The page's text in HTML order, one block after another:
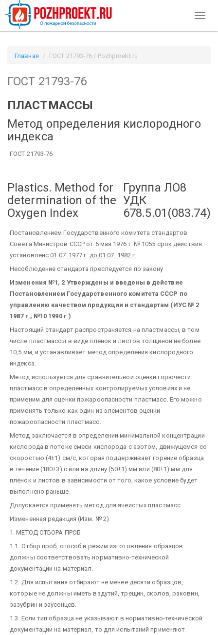
Главная ГОСТ 21793-76 / Pozhproekt.ru
ГОСТ 21793-76
ПЛАСТМАССЫ
Метод определения кислородного
индекса
ГОСТ 21793-76
Plastics. Method for
determination of the
Oxygen Index
Группа ЛО8
УДК
678.5.01(083.74)
Постановлением Государственного комитета стандартов
Совета Министров СССР от 5 мая 1976 г. № 1055 срок действия
установленс 01.07. 1977 г. до 01.07. 1982 г.
Несоблюдение стандарта преследуется по закону
Изменения №1, 2 Утверждены и введены в действие
Постановлением Государственного комитета СССР по
управлению качеством продукции и стандартам (ИУС № 2
1987 г., №10 1990 г.)
Настоящий стандарт распространяется на пластмассы, в том
числе пластмассы в виде пленок и листов толщиной не более
10,5 мм, и устанавливает метод определения кислородного
индекса.
Метод используется для сравнительной оценки горючести
пластмасс в определенных контролируемых условиях и не
применим для оценки пожароопасности пластмасс. Его можно
применять только как один из элементов оценки
пожароопасности пластмасс.
Метод заключается в определении минимальной концентрации
кислорода в потоке смеси кислорода с азотом, движущемся со
скоростью (4±1) см/с, которая поддерживает горение образца
в течение (180±3) с или на длину (50±1) мм или (80±1) мм для
пленок и листов в зависимости от того, какое условие будет
выполнено раньше.
Допускается применять метод для ячеистых пластмасс.
Измененная редакция (Изм. № 2)
1. МЕТОД ОТБОРА ПРОБ
1.1. Отбор проб, способ и режим изготовления образцов
должны соответствовать нормативно-технической
документации на материал.
1.2. Для испытания отбирают не менее десяти образцов,
которые не должны иметь вздутий, трещин, сколов, раковин,
зазубрин и заусенцев.
1.3. Если тип образца не указывают в нормативно-технической
документации на материал, то для испытаний применяют